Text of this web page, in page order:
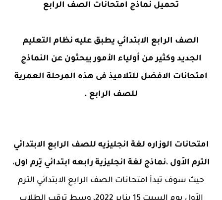
تحميل نَماذج امتحانات الصف الرابع
الصف الرابع الابتدائي يطبق عليه نظام التعليم
الجديد وكثير من أولياء الأمور يبحثون عن النماذج
امتحانات الافضل للتلاميذ فى هذه المرحلة العمرية
للصف الرابع .
امتحانات الوزاره لغة انجليزيه للصف الرابع الابتدائي
الترم الاَول ،نماذج لغة انجليزية رابعه ابتدائي تِرم اول،
حيث سوف تبدأ امتحانات الصف الرابع الابتدائي الترم